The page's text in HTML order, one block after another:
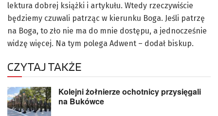
lektura dobrej książki i artykułu. Wtedy rzeczywiście
będziemy czuwali patrząc w kierunku Boga. Jeśli patrzę
na Boga, to zło nie ma do mnie dostępu, a jednocześnie
widzę więcej. Na tym polega Adwent – dodał biskup.
CZYTAJ TAKŻE
Kolejni żołnierze ochotnicy przysięgali
na Bukówce